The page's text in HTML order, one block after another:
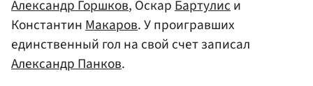
Александр Горшков, ОскарБартулиси
КонстантинМакаров. У проигравших
единственный гол на свой счет записал
Александр Панков.